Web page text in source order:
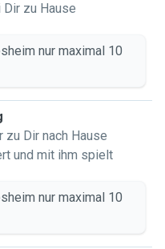
zu Hause
nur maximal 10
zu Dir nach Hause
und mit ihm spielt
nur maximal 10